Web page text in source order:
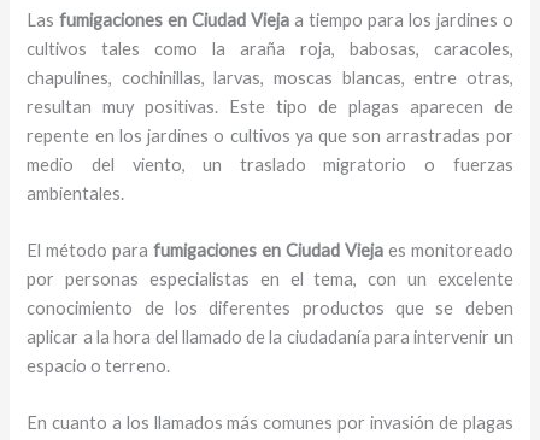
Lasfumigaciones en Ciudad Vieja a tiempo para los jardines o
cultivos tales como la araña roja, babosas, caracoles,
chapulines, cochinillas, larvas, moscas blancas, entre otras,
resultan muy positivas. Este tipo de plagas aparecen de
repente en los jardines o cultivos ya que son arrastradas por
medio del viento, un traslado migratorio o fuerzas
ambientales.
El método parafumigaciones en Ciudad Viejaes monitoreado
por personas especialistas en el tema, con un excelente
conocimiento de los diferentes productos que se deben
aplicar a la hora del llamado de la ciudadanía para intervenir un
espacio o terreno.
En cuanto a los llamados más comunes por invasión de plagas